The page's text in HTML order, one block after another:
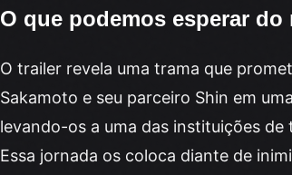
O que podemos esperar
O trailer revela uma trama que
Sakamoto e seu parceiro Shin em
levando-os a uma das instituições
Essa jornada os coloca diante de